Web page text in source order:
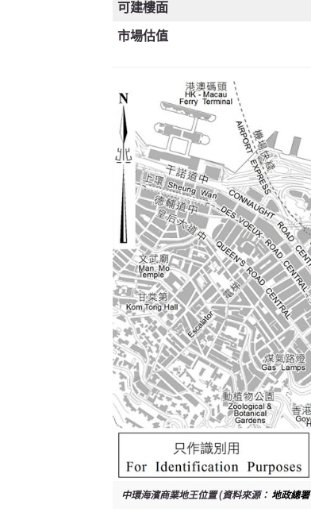
可建樓面
市場估值
中環海濱商業地王位置 (資料來源： 地政總署